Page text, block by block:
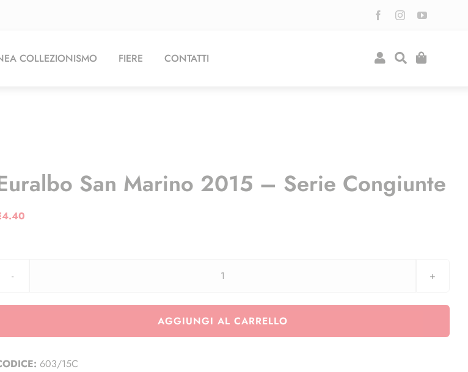
COLLEZIONISMO FIERE CONTATTI
San Marino 2015 – Serie Congiunte
4.40
Euralbo
Marino
AGGIUNGI AL CARRELLO
603/15C